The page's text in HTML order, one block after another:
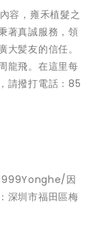
容，雍禾植髮之
著真誠服務，領
髪友的信任。
龍飛。在這里每
請撥打電話：85
因
深圳市福田區梅